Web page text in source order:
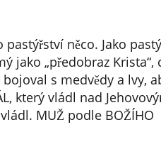
něco. Jako
jako „předobraz Krista“,
s medvědy a lvy,
který vládl nad
MUŽ podle BOŽÍHO